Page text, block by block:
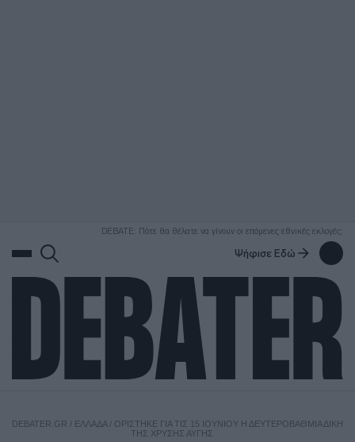
DEBATE: Πότε θα θέλατε να γίνουν οι επόμενες εθνικές εκλογές;
Ψήφισε Εδώ
DEBATER.GR / ΕΛΛΑΔΑ/ ΟΡΊΣΤΗΚΕ ΓΙΑ ΤΙΣ 15 ΙΟΥΝΊΟΥ Η ΔΕΥΤΕΡΟΒΆΘΜΙΑ ΔΊΚΗ
ΤΗΣ ΧΡΥΣΉΣ ΑΥΓΉΣ